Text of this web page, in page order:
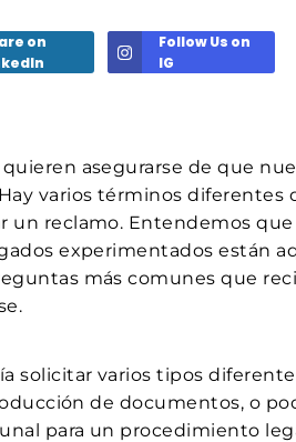
on
Follow Us on
IG
asegurarse de que
varios términos diferentes
un reclamo. Entendemos
experimentados están
más comunes que
solicitar varios tipos
de documentos, o
para un procedimiento